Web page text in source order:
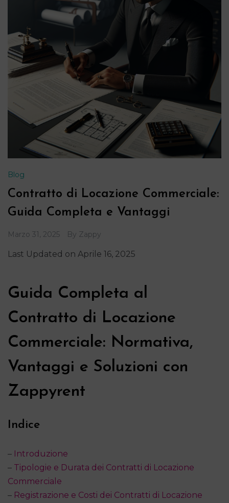
Blog
Contratto di Locazione Commerciale:
Guida Completa e Vantaggi
Marzo 31, 2025 By Zappy
Last Updated on Aprile 16, 2025
Guida Completa al
Contratto di Locazione
Commerciale: Normativa,
Vantaggi e Soluzioni con
Zappyrent
Indice
– Introduzione
– Tipologie e Durata dei Contratti di Locazione
Commerciale
– Registrazione e Costi dei Contratti di Locazione